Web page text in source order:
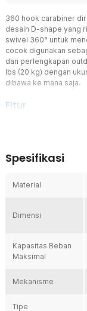
360 hook carabiner
desain D-shape yang
swivel 360° untuk
cocok digunakan
dan perlengkapan
lbs (20 kg) dengan
dibawa ke mana saja.
Fitur
Fitur ini membantu
maupun traveling,
gerakan dengan
Desain D-Shape
Bentuk D-shape
360 hook carabiner
saat digunakan
360 hook carabiner
Spesifikasi
Material
Dimensi
Kapasitas Beban
Maksimal
Mekanisme
Tipe